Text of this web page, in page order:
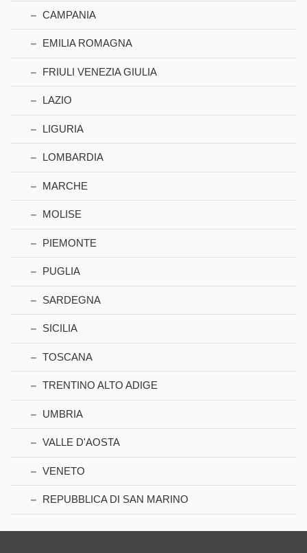
CAMPANIA
EMILIA ROMAGNA
FRIULI VENEZIA GIULIA
LAZIO
LIGURIA
LOMBARDIA
MARCHE
MOLISE
PIEMONTE
PUGLIA
SARDEGNA
SICILIA
TOSCANA
TRENTINO ALTO ADIGE
UMBRIA
VALLE D'AOSTA
VENETO
REPUBBLICA DI SAN MARINO